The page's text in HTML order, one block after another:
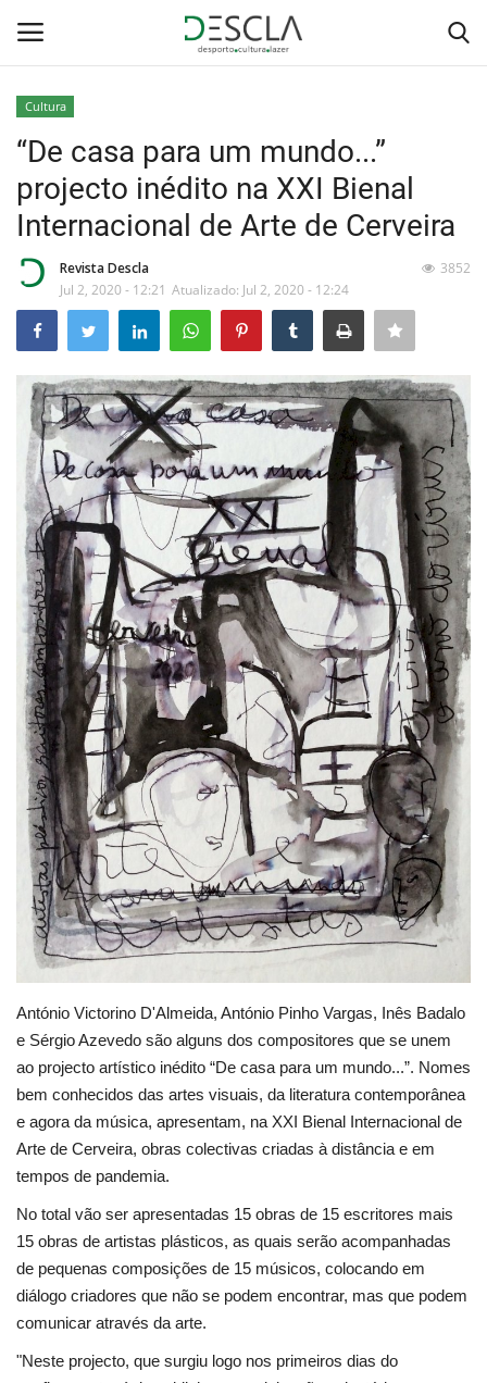
Home
Desporto
Sobre Nós
Educação
Estatuto Editorial
Saúde
Ficha técnica
Cultura
Lazer
Ambiente
Cultura
“De casa para um mundo...”
projecto inédito na XXI Bienal
Internacional de Arte de Cerveira
Revista Descla
Jul 2, 2020 - 12:21 Atualizado: Jul 2, 2020 - 12:24
3852
António Victorino D'Almeida, António Pinho Vargas, Inês Badalo
e Sérgio Azevedo são alguns dos compositores que se unem
ao projecto artístico inédito “De casa para um mundo...”. Nomes
bem conhecidos das artes visuais, da literatura contemporânea
e agora da música, apresentam, na XXI Bienal Internacional de
Arte de Cerveira, obras colectivas criadas à distância e em
tempos de pandemia.
No total vão ser apresentadas 15 obras de 15 escritores mais
15 obras de artistas plásticos, as quais serão acompanhadas
de pequenas composições de 15 músicos, colocando em
diálogo criadores que não se podem encontrar, mas que podem
comunicar através da arte.
"Neste projecto, que surgiu logo nos primeiros dias do